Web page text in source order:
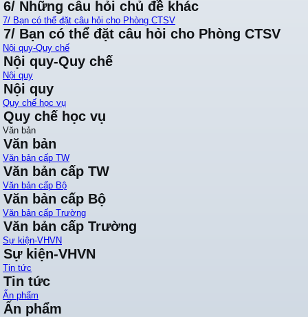
6/ Những câu hỏi chủ đề khác
7/ Bạn có thể đặt câu hỏi cho Phòng CTSV
7/ Bạn có thể đặt câu hỏi cho Phòng CTSV
Nội quy-Quy chế
Nội quy-Quy chế
Nội quy
Nội quy
Quy chế học vụ
Quy chế học vụ
Văn bản
Văn bản
Văn bản cấp TW
Văn bản cấp TW
Văn bản cấp Bộ
Văn bản cấp Bộ
Văn bản cấp Trường
Văn bản cấp Trường
Sự kiện-VHVN
Sự kiện-VHVN
Tin tức
Tin tức
Ấn phẩm
Ấn phẩm